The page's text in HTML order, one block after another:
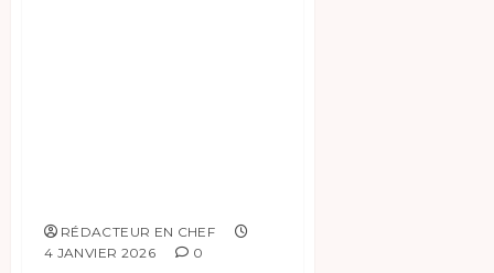
RÉDACTEUR EN CHEF
4 JANVIER 2026
0